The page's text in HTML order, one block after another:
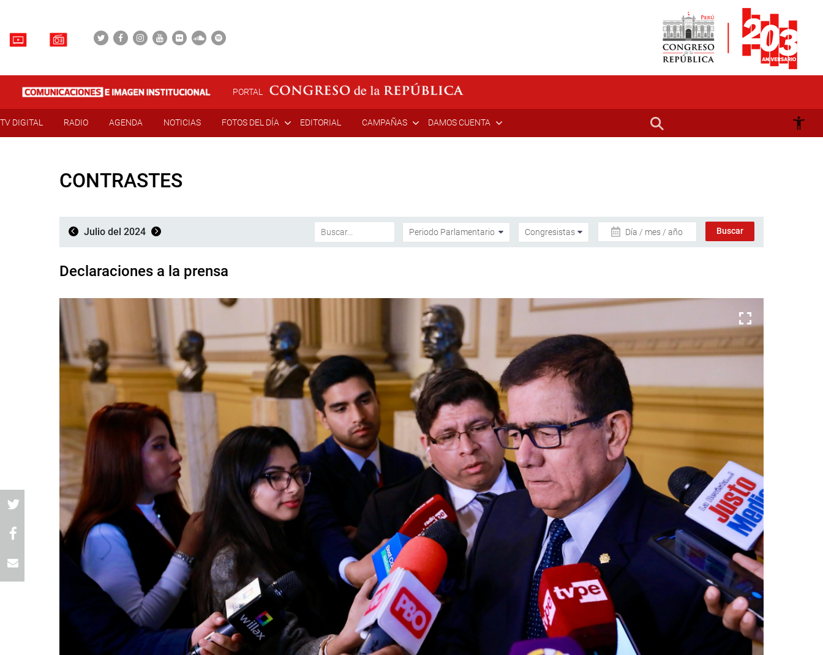
PORTAL
TV DIGITAL RADIO AGENDA NOTICIAS FOTOS DEL DÍA EDITORIAL CAMPAÑAS DAMOS CUENTA
CONTRASTES
Julio del 2024 Día / mes / año
Declaraciones a la prensa